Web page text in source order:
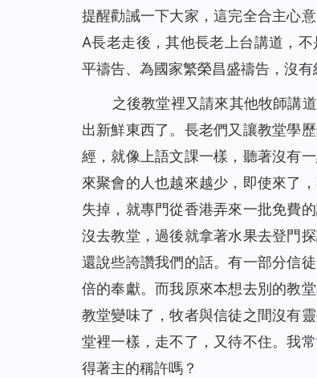
24 信主卻白天犯罪、晚上認罪的人能進天
25 你知道如何禱告才能得到主的回應嗎（
26 找回初心，誠實做人（有聲讀物）
在神凡事都能！ ——一名年近70歲基督
28 從富翁的空中樓閣夢帶來的啟發（有聲
從「神尋找迷路羊」的比喻中看到神對
30 當我改變自己的禱告後⋯⋯（有聲讀物）
31 在死亡線上，誰為她帶來了希望之光？(
32 風口浪尖，是誰保守爸爸平安回家？（有
33 有恩賜的人，真的是合神心意的人嗎（有
34 神將我從網絡遊戲的泥潭中救起（有聲
35 只要做到三方面，你與神就能保持正常
36 基督徒靈修-掌握三要素，讓你與神更親
37 是誰給了她一個溫暖的家？（有聲讀物）
提醒勸誡一下大家，這完全合主心
A長老走後，其他長老上台講道，
平禱告、為國家繁榮昌盛禱告，沒有
之後教堂裡又請來其他牧師講
出新鮮東西了。長老們又讓教堂學
經，就像上語文課一樣，聽著沒有
來聚會的人也越來越少，即使來了
失掉，就專門從香港弄來一批免費
沒去教堂，過後就拿著水果去登門
還說些誇讚我們的話。有一部分信
倍的奉獻。而我原來本想去別的教
教堂變味了，牧者與信徒之間沒有
堂裡一樣，走不了，又待不住。我
得著主的稱許嗎？